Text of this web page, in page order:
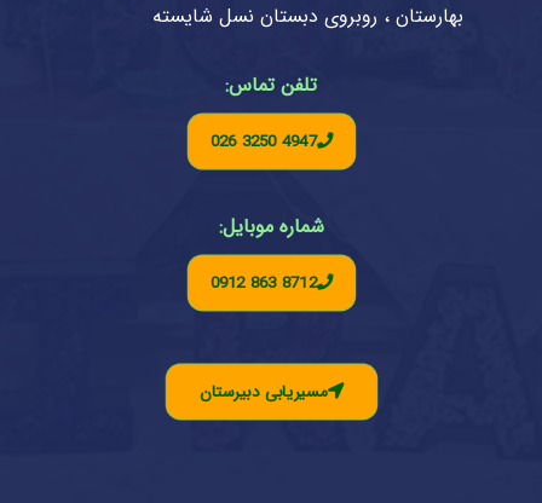
بهارستان ، روبروی دبستان نسل شایسته
تلفن تماس:
026 3250 4947
شماره موبایل:
0912 863 8712
مسیریابی دبیرستان